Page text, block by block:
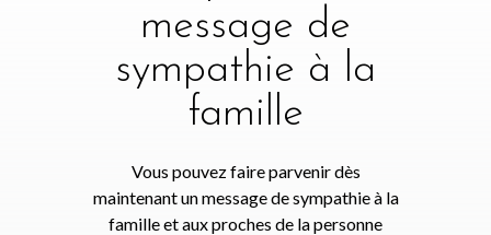
message de
sympathie à la
famille
Vous pouvez faire parvenir dès
maintenant un message de sympathie à la
famille et aux proches de la personne